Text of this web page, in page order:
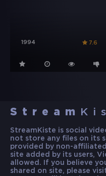
1994 7.6
Stream
StreamKiste is social
not store any files on its
provided by non-
site added by its users,
allowed. If you believe
shared on site, please